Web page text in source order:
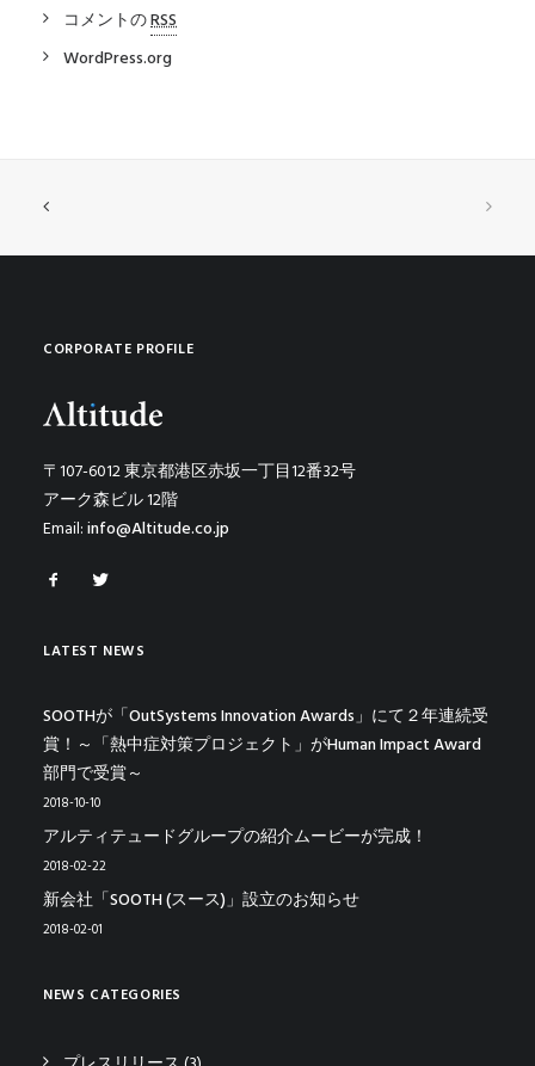
コメントのRSS
WordPress.org
CORPORATE PROFILE
〒107-6012 東京都港区赤坂一丁目12番32号
アーク森ビル 12階
Email:info@Altitude.co.jp
LATEST NEWS
SOOTHが「OutSystems Innovation Awards」にて２年連続受
賞！～「熱中症対策プロジェクト」がHuman Impact Award
部門で受賞～
2018-10-10
アルティテュードグループの紹介ムービーが完成！
2018-02-22
新会社「SOOTH (スース)」設立のお知らせ
2018-02-01
NEWS CATEGORIES